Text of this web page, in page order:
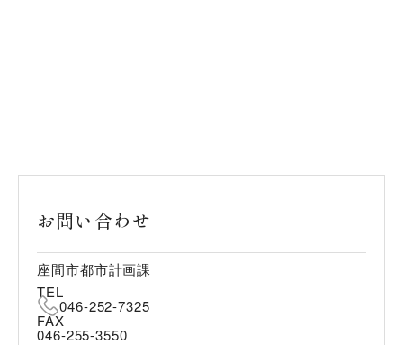
お問い合わせ
座間市都市計画課
TEL
046-252-7325
FAX
046-255-3550